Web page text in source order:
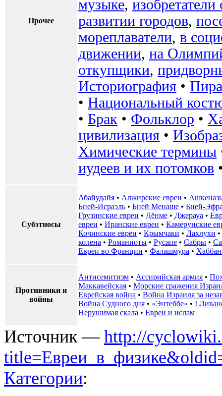
Прочее
музыке,
развитии городов,
мореплаватели, в
движении, на
откупщики,
Историография •
• Национальный
• Брак • Фольклор •
цивилизация •
Химические термины
иудеев и их потомков
Субэтносы
Абайудайя • Алжирские евреи •
Бней-Исраэль • Бней Менаше • Бней-
Грузинские евреи • Дёнме • Джерауа •
евреи • Иранские евреи • Камерунские
Кочинские евреи • Крымчаки • Лахлухи •
колена • Романиоты • Русапе • Сабры •
Евреи во Франции • Фалашмура •
Противники и
войны
Антисемитизм • Ассирийская армия •
Маккавейская • Морские сражения
Еврейская война • Война Израиля за
Война Судного дня • «Энтеббе» • I
Нерушимая скала • Евреи и ислам
Источник — http://
Категории: